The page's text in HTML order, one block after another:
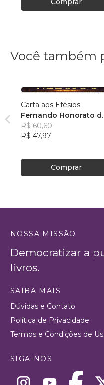
Comprar
Você também
Carta aos Efésios
Fernando Honorato
Oliveira
R$ 60,60
R$ 47,97
Comprar
NOSSA MISSÃO
Democratizar a
livros.
SAIBA MAIS
Dúvidas e Contato
Política de Privacidade
Termos e Condições de
SIGA-NOS